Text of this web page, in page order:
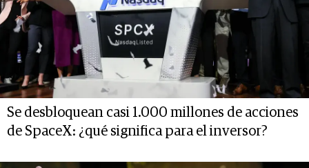
Se desbloquean casi 1.000 millones de acciones
de SpaceX: ¿qué significa para el inversor?